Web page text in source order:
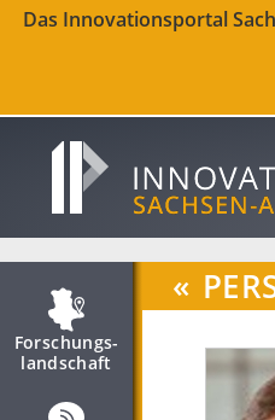
Das Innovationsportal
Forschungs­
landschaft
«